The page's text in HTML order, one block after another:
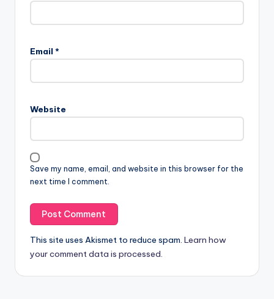
Email *
Website
Save my name, email, and website in this browser for the
next time I comment.
This site uses Akismet to reduce spam. Learn how
your comment data is processed.